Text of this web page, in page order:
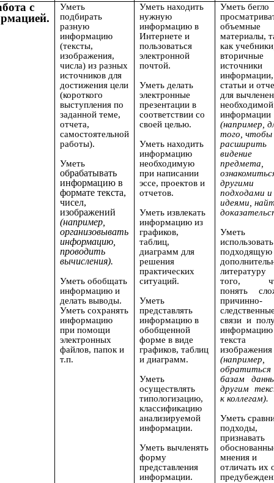
с
Уметь
подбирать
разную
информацию
(тексты,
изображения,
числа) из разных
источников для
достижения цели
(короткого
выступления по
заданной теме,
отчета,
самостоятельной
работы).
Уметь
обрабатывать
информацию в
формате текста,
чисел,
изображений
(например,
организовывать
информацию,
проводить
вычисления).
Уметь обобщать
информацию и
делать выводы.
Уметь сохранять
информацию
при помощи
электронных
файлов, папок и
т.п.
Уметь находить
нужную
информацию в
Интернете и
пользоваться
электронной
почтой.
Уметь делать
электронные
презентации в
соответствии со
своей целью.
Уметь находить
информацию
необходимую
при написании
эссе, проектов и
отчетов.
Уметь извлекать
информацию из
графиков,
таблиц,
диаграмм для
решения
практических
ситуаций.
Уметь
представлять
информацию в
обобщенной
форме в виде
графиков, таблиц
и диаграмм.
Уметь
осуществлять
типологизацию,
классификацию
анализируемой
информации.
Уметь вычленять
форму
представления
информации.
Уметь бегло
объемные
материалы,
как
вторичные
источники
информации,
статьи и
для
необходимой
информации
(например,
того, чтобы
расширить
видение
предмета,
другими
подходами и
идеями,
Уметь
использовать
подходящую
того,
понять
причинно-
связи и
текста
изображения
(например,
базам
другим
к коллегам).
Уметь
подходы,
признавать
мнения и
отличать их